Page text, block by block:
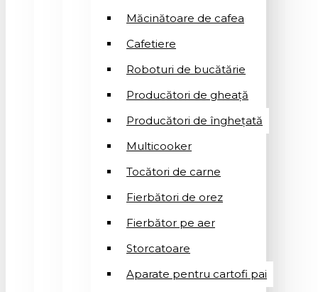
Măcinătoare de cafea
Cafetiere
Roboturi de bucătărie
Producători de gheață
Producători de înghețată
Multicooker
Tocători de carne
Fierbători de orez
Fierbător pe aer
Storcatoare
Aparate pentru cartofi pai